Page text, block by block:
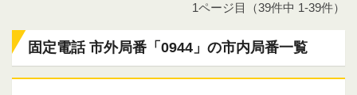
1ページ目（39件中 1-39件）
固定電話 市外局番「0944」の市内局番一覧